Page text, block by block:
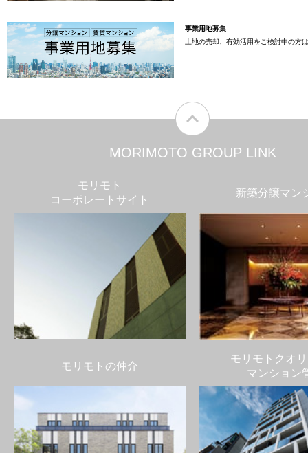
事業用地募集
土地の売却、有効活用をご検討中の方
MORIMOTO GROUP LINK
モリモト
コーポレートサイト
新築分譲マン
モリモトの仲介
モリモトクオ
マンション